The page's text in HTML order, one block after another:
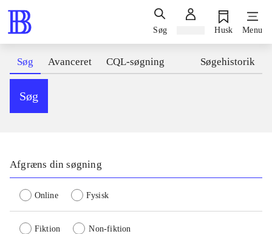
Søg Husk Menu
Søg Avanceret CQL-søgning Søgehistorik
Søg
Afgræns din søgning
Online Fysisk
Fiktion Non-fiktion